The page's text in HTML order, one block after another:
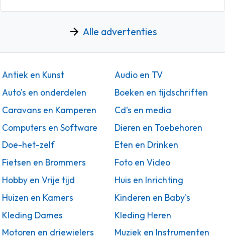
Alle advertenties
Antiek en Kunst
Audio en TV
Auto's en onderdelen
Boeken en tijdschriften
Caravans en Kamperen
Cd's en media
Computers en Software
Dieren en Toebehoren
Doe-het-zelf
Eten en Drinken
Fietsen en Brommers
Foto en Video
Hobby en Vrije tijd
Huis en Inrichting
Huizen en Kamers
Kinderen en Baby's
Kleding Dames
Kleding Heren
Motoren en driewielers
Muziek en Instrumenten